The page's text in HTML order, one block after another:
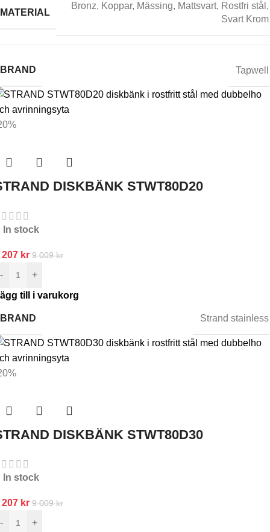
MATERIAL
Bronz, Koppar, Mässing, Mattsvart, Rostfri stål ,
Svart Krom
BRAND Tapwell
DISKBÄNK STWT80D20
In stock
207 kr 9 009kr
-
+
till i varukorg
BRAND Strand stainless
DISKBÄNK STWT80D30
In stock
207 kr 9 009kr
-
+